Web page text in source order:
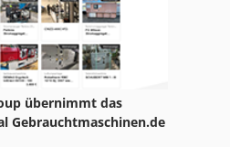
übernimmt das
Gebrauchtmaschinen.de